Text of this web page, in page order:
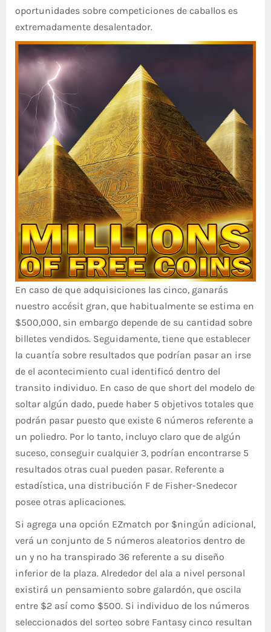
oportunidades sobre competiciones de caballos es
extremadamente desalentador.
En caso de que adquisiciones las cinco, ganarás
nuestro accésit gran, que habitualmente se estima en
$500,000, sin embargo depende de su cantidad sobre
billetes vendidos. Seguidamente, tiene que establecer
la cuantía sobre resultados que podrían pasar an irse
de el acontecimiento cual identificó dentro del
transito individuo. En caso de que short del modelo de
soltar algún dado, puede haber 5 objetivos totales que
podrán pasar puesto que existe 6 números referente a
un poliedro. Por lo tanto, incluyo claro que de algún
suceso, conseguir cualquier 3, podrían encontrarse 5
resultados otras cual pueden pasar. Referente a
estadística, una distribución F de Fisher-Snedecor
posee otras aplicaciones.
Si agrega una opción EZmatch por $ningún adicional,
verá un conjunto de 5 números aleatorios dentro de
un y no ha transpirado 36 referente a su diseño
inferior de la plaza. Alrededor del ala a nivel personal
existirá un pensamiento sobre galardón, que oscila
entre $2 así­ como $500. Si individuo de los números
seleccionados del sorteo sobre Fantasy cinco resultan